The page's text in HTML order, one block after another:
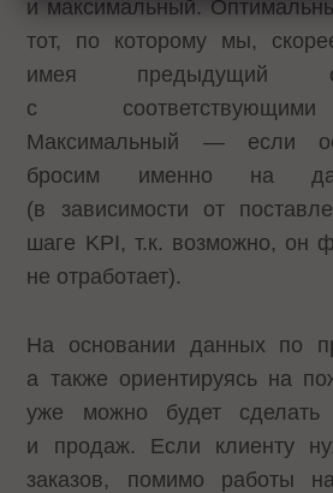
и максимальный.
тот, по которому мы,
имея предыдущий
с
Максимальный — если
бросим именно на
(в зависимости от
шаге KPI, т.к. возможно, он
не отработает).
На основании данных по
а также ориентируясь на
уже можно будет сделать
и продаж. Если клиенту
заказов, помимо работы